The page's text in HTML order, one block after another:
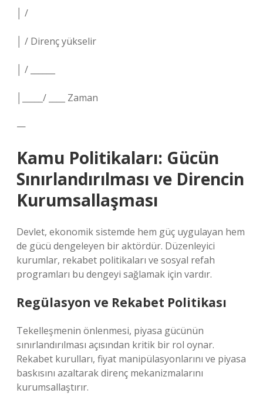
│ /
│ / Direnç yükselir
│ / ______
│_____/ ____ Zaman
—
Kamu Politikaları: Gücün
Sınırlandırılması ve Direncin
Kurumsallaşması
Devlet, ekonomik sistemde hem güç uygulayan hem
de gücü dengeleyen bir aktördür. Düzenleyici
kurumlar, rekabet politikaları ve sosyal refah
programları bu dengeyi sağlamak için vardır.
Regülasyon ve Rekabet Politikası
Tekelleşmenin önlenmesi, piyasa gücünün
sınırlandırılması açısından kritik bir rol oynar.
Rekabet kurulları, fiyat manipülasyonlarını ve piyasa
baskısını azaltarak direnç mekanizmalarını
kurumsallaştırır.